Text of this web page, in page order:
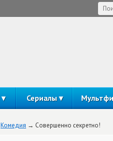
Сериалы
Комедия Совершенно секретно!